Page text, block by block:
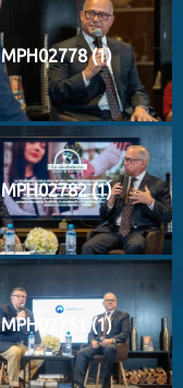
MPH02778 (1)
MPH02782 (1)
MPH02751 (1)